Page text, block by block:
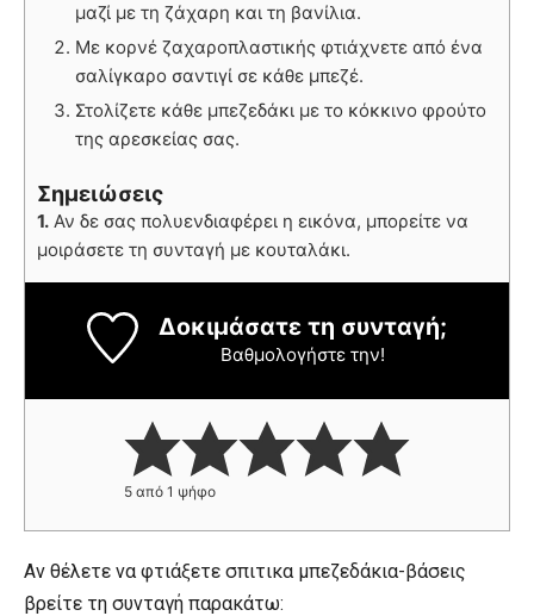
μαζί με τη ζάχαρη και τη βανίλια.
Με κορνέ ζαχαροπλαστικής φτιάχνετε από ένα
σαλίγκαρο σαντιγί σε κάθε μπεζέ.
Στολίζετε κάθε μπεζεδάκι με το κόκκινο φρούτο
της αρεσκείας σας.
Σημειώσεις
1. Αν δε σας πολυενδιαφέρει η εικόνα, μπορείτε να
μοιράσετε τη συνταγή με κουταλάκι.
Δοκιμάσατε τη συνταγή;
Βαθμολογήστε την!
5 από 1 ψήφο
Αν θέλετε να φτιάξετε σπιτικα μπεζεδάκια-βάσεις
βρείτε τη συνταγή παρακάτω: